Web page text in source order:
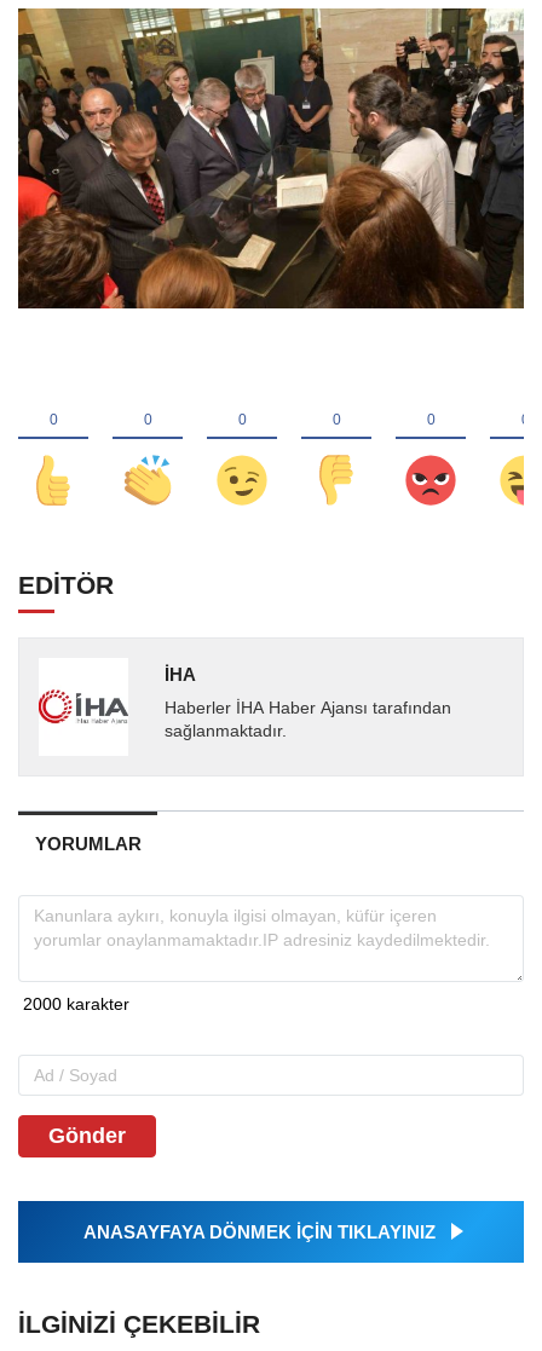
EDİTÖR
İHA
Haberler İHA Haber Ajansı tarafından
sağlanmaktadır.
YORUMLAR
Gönder
ANASAYFAYA DÖNMEK İÇİN TIKLAYINIZ
İLGINIZI ÇEKEBILIR